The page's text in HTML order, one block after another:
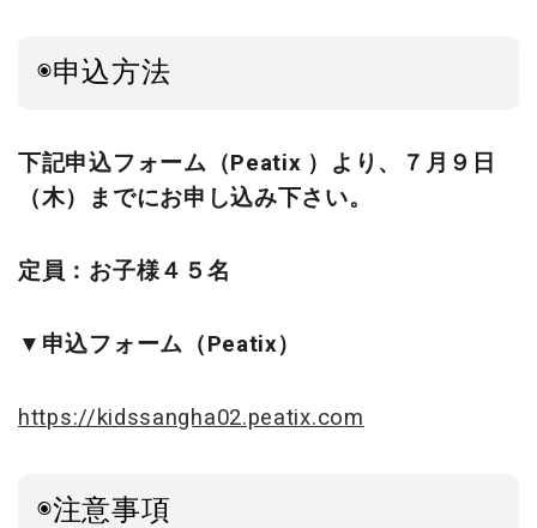
◉申込方法
下記申込フォーム（Peatix ）より、７月９日
（木）までにお申し込み下さい。
定員：お子様４５名
▼申込フォーム（Peatix）
https://kidssangha02.peatix.com
◉注意事項